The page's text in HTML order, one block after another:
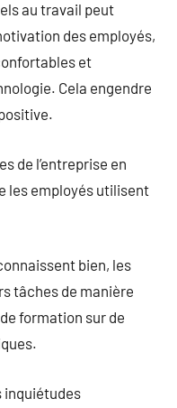
au travail peut
des employés,
et
Cela engendre
de l’entreprise en
les employés utilisent
bien, les
tâches de manière
formation sur de
inquiétudes